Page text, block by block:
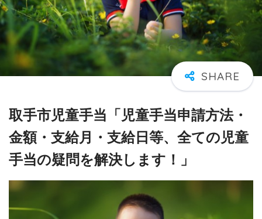
取手市児童手当「児童手当申請方法・
金額・支給月・支給日等、全ての児童
手当の疑問を解決します！」